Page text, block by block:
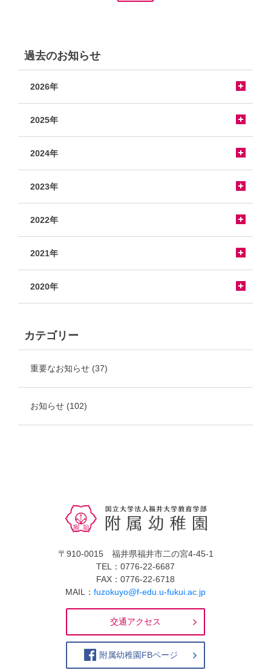
過去のお知らせ
2026年
2025年
2024年
2023年
2022年
2021年
2020年
カテゴリー
重要なお知らせ (37)
お知らせ (102)
〒910-0015 福井県福井市二の宮4-45-1
TEL：0776-22-6687
FAX：0776-22-6718
MAIL： fuzokuyo@f-edu.u-fukui.ac.jp
交通アクセス
附属幼稚園FBページ